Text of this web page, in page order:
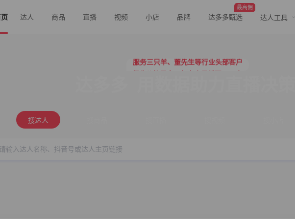
达人 商品 直播 视频 小店 品牌
最高佣
达多多甄选 达人工具
行业价格屠夫，年卡会员低至798/年
搜达人